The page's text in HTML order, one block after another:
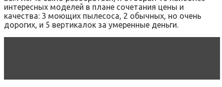
интересных моделей в плане сочетания цены и
качества: 3 моющих пылесоса, 2 обычных, но очень
дорогих, и 5 вертикалок за умеренные деньги.